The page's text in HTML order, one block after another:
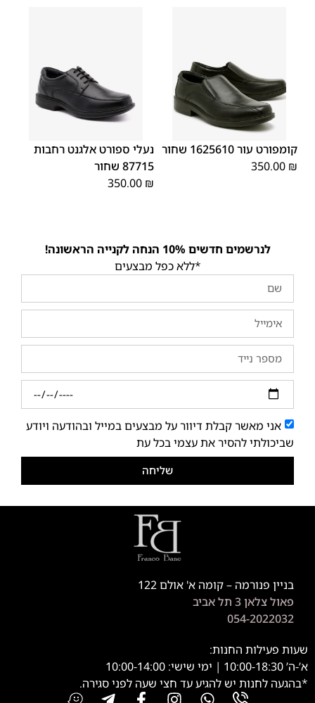
40
41
42
43
44
קומפורט עור 1625610 שחור
350.00 ₪
40
41
נעלי ספורט אלגנט רחבות
87715 שחור
350.00 ₪
לנרשמים חדשים 10% הנחה לקנייה הראשונה!
*ללא כפל מבצעים
אני מאשר קבלת דיוור על מבצעים במייל ובהודעה ויודע
שביכולתי להסיר את עצמי בכל עת
שליחה
בניין פנורמה – קומה א' אולם 122
פאול צלאן 3 תל אביב
054-2022032
שעות פעילות החנות:
א’-ה’ 10:00-18:30 | ימי שישי: 10:00-14:00
*בהגעה לחנות יש להגיע עד חצי שעה לפני סגירה.